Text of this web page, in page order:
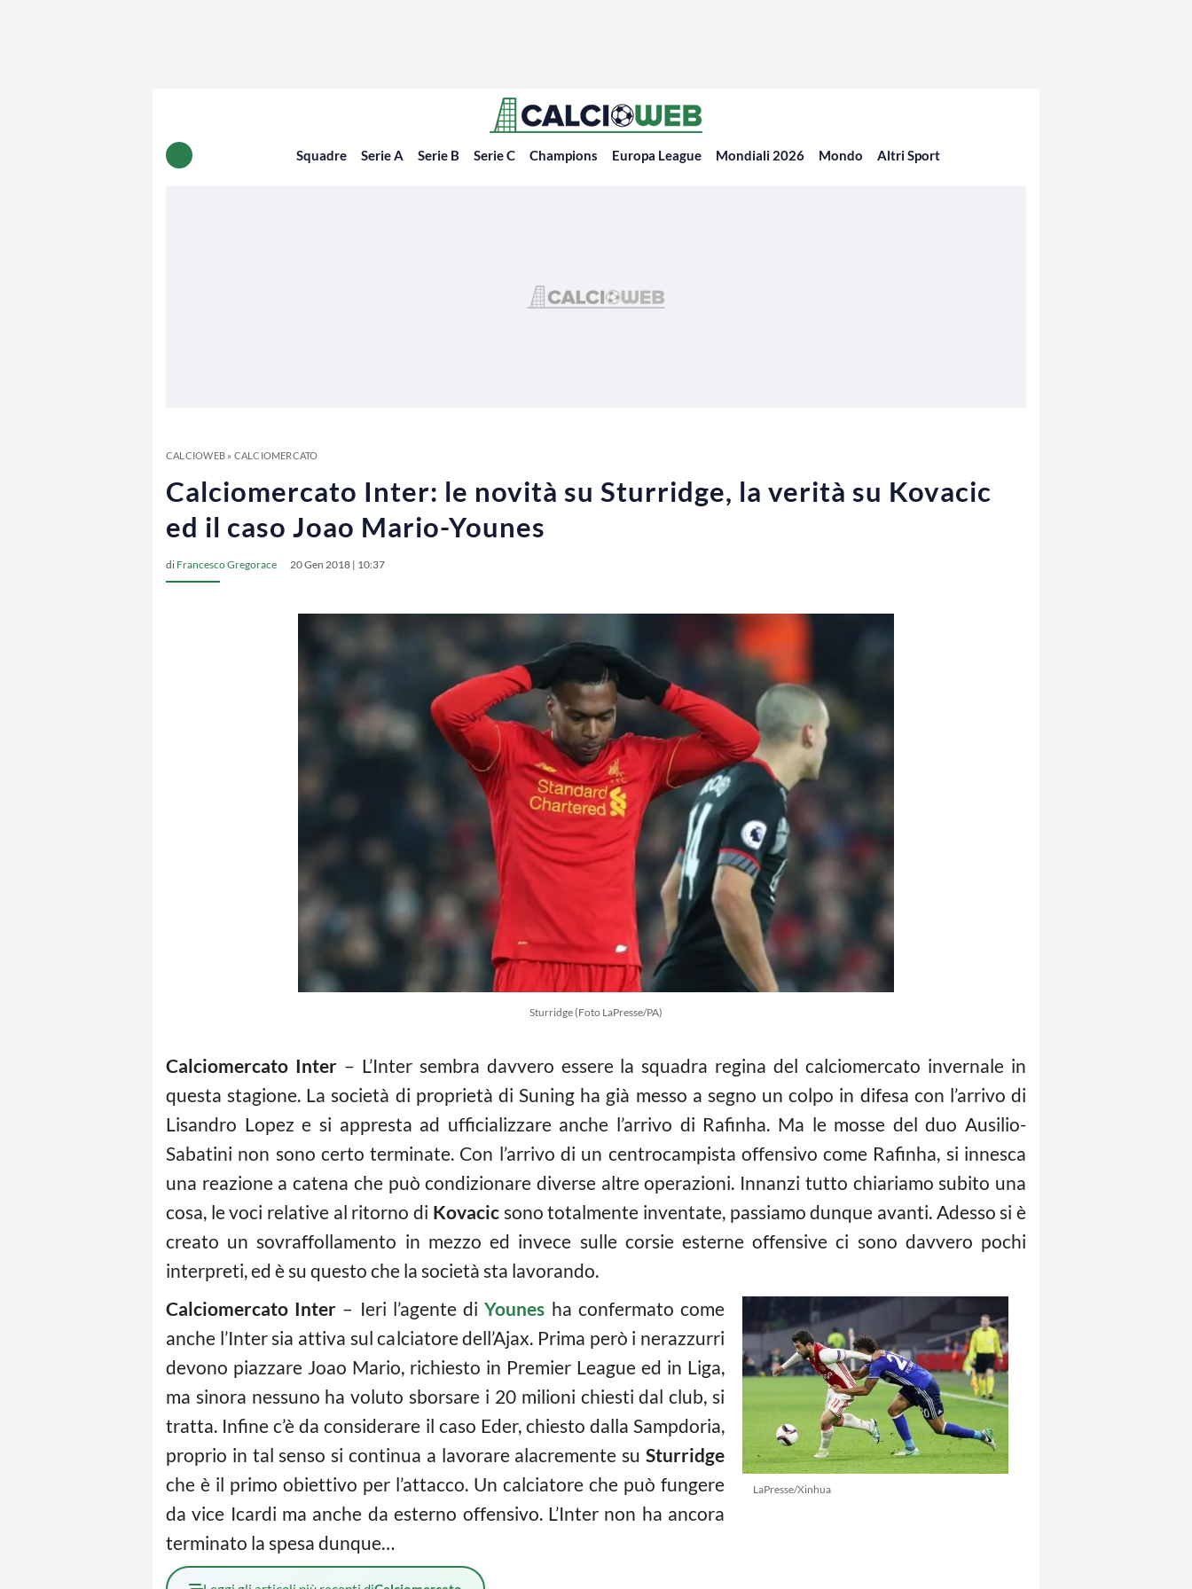
Squadre Serie A Serie B Serie C Champions Europa League Mondiali 2026 Mondo Altri Sport
CALCIOWEB» CALCIOMERCATO
Calciomercato Inter: le novità su Sturridge, la verità su Kovacic
ed il caso Joao Mario-Younes
di Francesco Gregorace 20 Gen 2018 | 10:37
Sturridge (Foto LaPresse/PA)
Calciomercato Inter– L’Inter sembra davvero essere la squadra regina del calciomercato invernale in
questa stagione. La società di proprietà di Suning ha già messo a segno un colpo in difesa con l’arrivo di
Lisandro Lopez e si appresta ad ufficializzare anche l’arrivo di Rafinha. Ma le mosse del duo Ausilio-
Sabatini non sono certo terminate. Con l’arrivo di un centrocampista offensivo come Rafinha, si innesca
una reazione a catena che può condizionare diverse altre operazioni. Innanzi tutto chiariamo subito una
cosa, le voci relative al ritorno di Kovacicsono totalmente inventate, passiamo dunque avanti. Adesso si è
creato un sovraffollamento in mezzo ed invece sulle corsie esterne offensive ci sono davvero pochi
interpreti, ed è su questo che la società sta lavorando.
LaPresse/Xinhua
Calciomercato Inter – Ieri l’agente diYounes ha confermato come
anche l’Inter sia attiva sul calciatore dell’Ajax. Prima però i nerazzurri
devono piazzare Joao Mario, richiesto in Premier League ed in Liga,
ma sinora nessuno ha voluto sborsare i 20 milioni chiesti dal club, si
tratta. Infine c’è da considerare il caso Eder, chiesto dalla Sampdoria,
proprio in tal senso si continua a lavorare alacremente su Sturridge
che è il primo obiettivo per l’attacco. Un calciatore che può fungere
da vice Icardi ma anche da esterno offensivo. L’Inter non ha ancora
terminato la spesa dunque…